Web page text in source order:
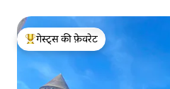
गेस्ट्स का टॉप फ़ेवरेट
गेस्ट्स की फ़ेवरेट